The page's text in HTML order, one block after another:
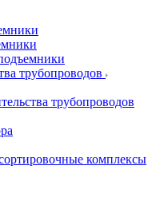
трубопроводов
трубопроводов
комплексы